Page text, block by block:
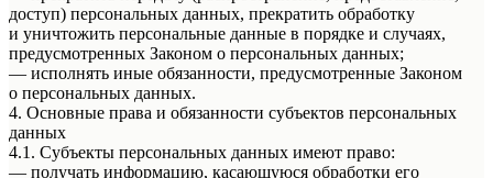
доступ) персональных данных, прекратить обработку
и уничтожить персональные данные в порядке и случаях,
предусмотренных Законом о персональных данных;
— исполнять иные обязанности, предусмотренные Законом
о персональных данных.
4. Основные права и обязанности субъектов персональных
данных
4.1. Субъекты персональных данных имеют право:
— получать информацию, касающуюся обработки его